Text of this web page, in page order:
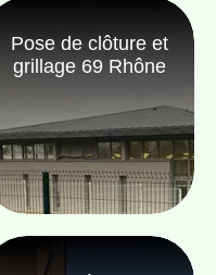
Pose de clôture et
grillage 69 Rhône